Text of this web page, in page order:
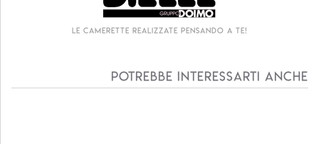
Le camerette realizzate pensando a te!
Potrebbe interessarti anche